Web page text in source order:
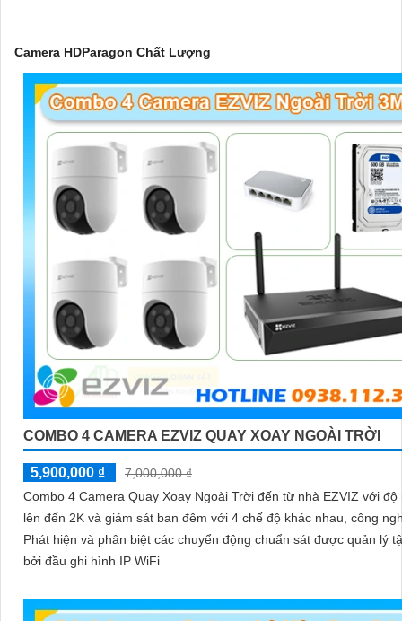
Camera HDParagon Chất Lượng
COMBO 4 CAMERA EZVIZ QUAY XOAY NGOÀI TRỜI
5,900,000 ₫
7,000,000 ₫
Combo 4 Camera Quay Xoay Ngoài Trời đến từ nhà EZVIZ với độ
lên đến 2K và giám sát ban đêm với 4 chế độ khác nhau, công
Phát hiện và phân biệt các chuyển động chuẩn sát được quản lý
bởi đầu ghi hình IP WiFi